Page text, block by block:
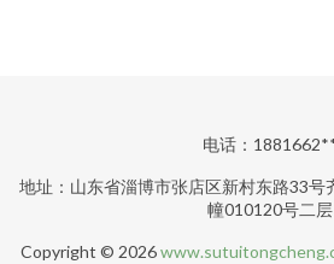
电话：
地址：山东省淄博市张店区新村东路33号
幢010120号二层
Copyright © 2026